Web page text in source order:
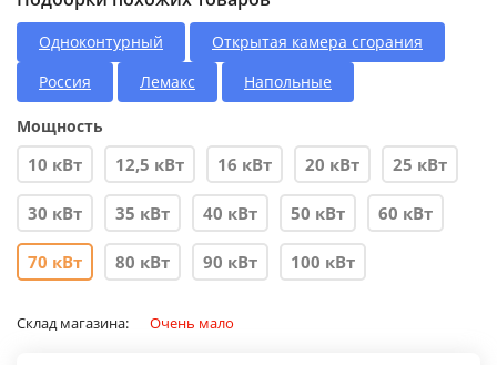
Одноконтурный
Открытая камера сгорания
Россия
Лемакс Напольные
Мощность
10 кВт 12,5 кВт 16 кВт 20 кВт 25 кВт
30 кВт 35 кВт 40 кВт 50 кВт 60 кВт
70 кВт 80 кВт 90 кВт 100 кВт
Склад магазина: Очень мало